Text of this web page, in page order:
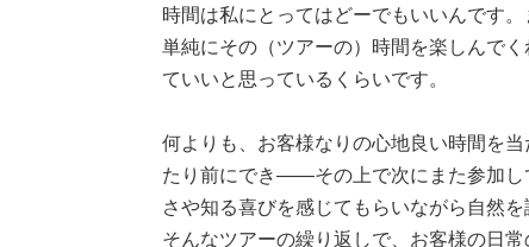
時間は私にとってはどーでもいいんです
単純にその（ツアーの）時間を楽しんで
ていいと思っているくらいです。
何よりも、お客様なりの心地良い時間を
たり前にでき――その上で次にまた参加
さや知る喜びを感じてもらいながら自然
そんなツアーの繰り返しで、お客様の日